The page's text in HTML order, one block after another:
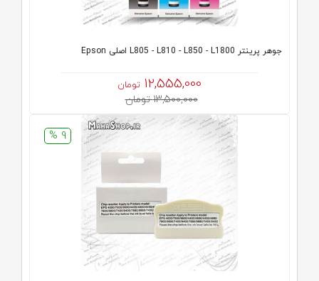
جوهر پرینتر L805 - L810 - L850 - L1800 اصلی Epson
12,555,000 تومان
13,500,000 تومان
9 %